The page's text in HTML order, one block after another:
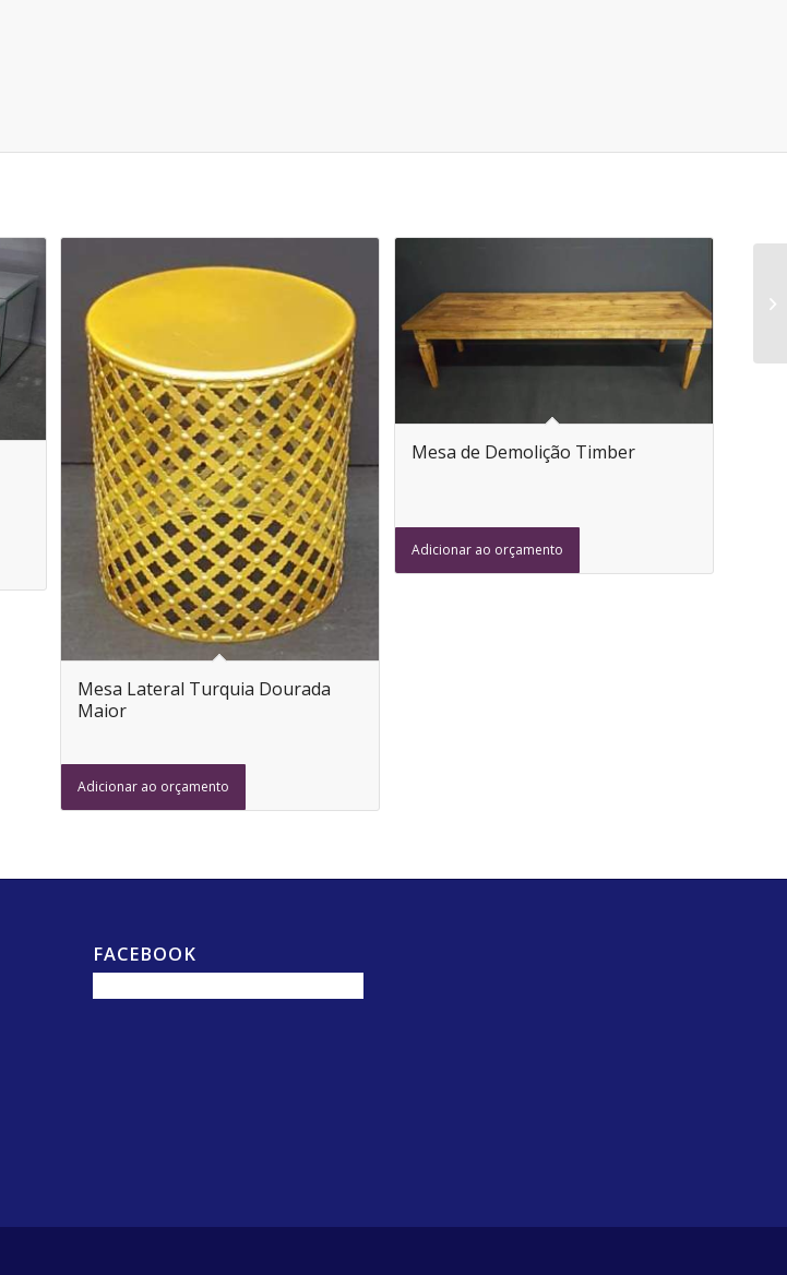
Mesa Lateral Turquia Dourada
Maior
Adicionar ao orçamento
Mesa de Demolição Timber
Adicionar ao orçamento
FACEBOOK